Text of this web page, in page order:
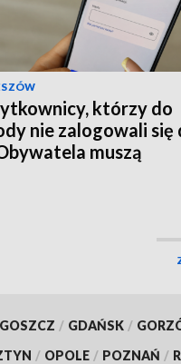
którzy do
nie zalogowali się
muszą
/ GDAŃSK /
/ OPOLE / POZNAŃ /